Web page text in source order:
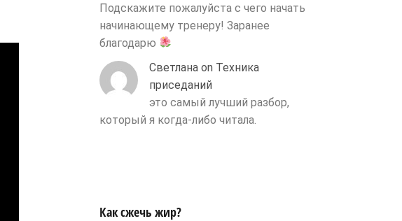
Подскажите пожалуйста с чего начать
начинающему тренеру! Заранее
благодарю
Светлана on Техника
приседаний
это самый лучший разбор,
который я когда-либо читала.
Как сжечь жир?